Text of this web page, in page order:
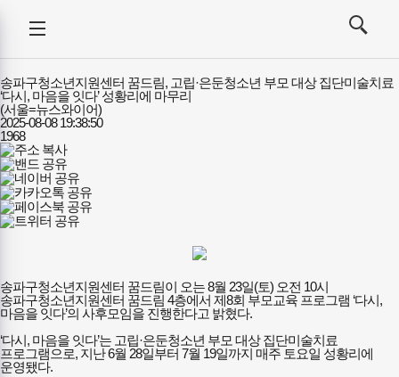
전체메뉴
열기/
검색
열기/
송파구청소년지원센터 꿈드림, 고립·은둔청소년 부모 대상 집단미술치료
‘다시, 마음을 잇다’ 성황리에 마무리
(서울=뉴스와이어)
2025-08-08 19:38:50
1968
송파구청소년지원센터 꿈드림이 오는 8월 23일(토) 오전 10시
송파구청소년지원센터 꿈드림 4층에서 제8회 부모교육 프로그램 ‘다시,
마음을 잇다’의 사후모임을 진행한다고 밝혔다.
‘다시, 마음을 잇다’는 고립·은둔청소년 부모 대상 집단미술치료
프로그램으로, 지난 6월 28일부터 7월 19일까지 매주 토요일 성황리에
운영됐다.